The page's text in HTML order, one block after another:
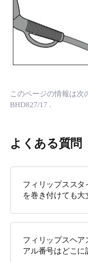
このページの情報は次
BHD827/17 .
よくある質問
フィリップススタ
を巻き付けても大
フィリップスヘア
アル番号はどこに